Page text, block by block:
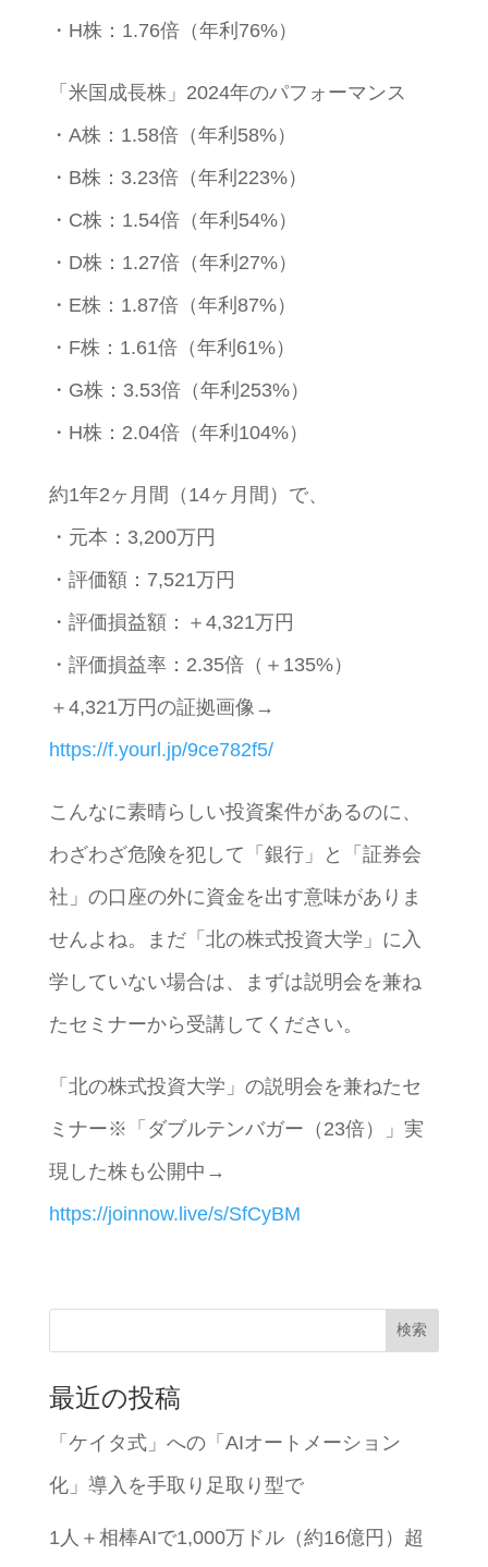
・H株：1.76倍（年利76%）
「米国成長株」2024年のパフォーマンス
・A株：1.58倍（年利58%）
・B株：3.23倍（年利223%）
・C株：1.54倍（年利54%）
・D株：1.27倍（年利27%）
・E株：1.87倍（年利87%）
・F株：1.61倍（年利61%）
・G株：3.53倍（年利253%）
・H株：2.04倍（年利104%）
約1年2ヶ月間（14ヶ月間）で、
・元本：3,200万円
・評価額：7,521万円
・評価損益額：＋4,321万円
・評価損益率：2.35倍（＋135%）
＋4,321万円の証拠画像→
https://f.yourl.jp/9ce782f5/
こんなに素晴らしい投資案件があるのに、
わざわざ危険を犯して「銀行」と「証券会
社」の口座の外に資金を出す意味がありま
せんよね。まだ「北の株式投資大学」に入
学していない場合は、まずは説明会を兼ね
たセミナーから受講してください。
「北の株式投資大学」の説明会を兼ねたセ
ミナー※「ダブルテンバガー（23倍）」実
現した株も公開中→
https://joinnow.live/s/SfCyBM
検索
最近の投稿
「ケイタ式」への「AIオートメーション
化」導入を手取り足取り型で
1人＋相棒AIで1,000万ドル（約16億円）超